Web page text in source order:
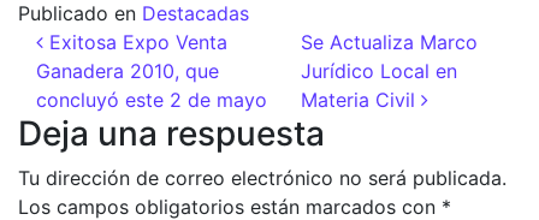
Publicado en Destacadas
Navegación de entradas
Exitosa Expo Venta
Ganadera 2010, que
concluyó este 2 de mayo
Se Actualiza Marco
Jurídico Local en
Materia Civil
Deja una respuesta
Tu dirección de correo electrónico no será publicada.
Los campos obligatorios están marcados con *